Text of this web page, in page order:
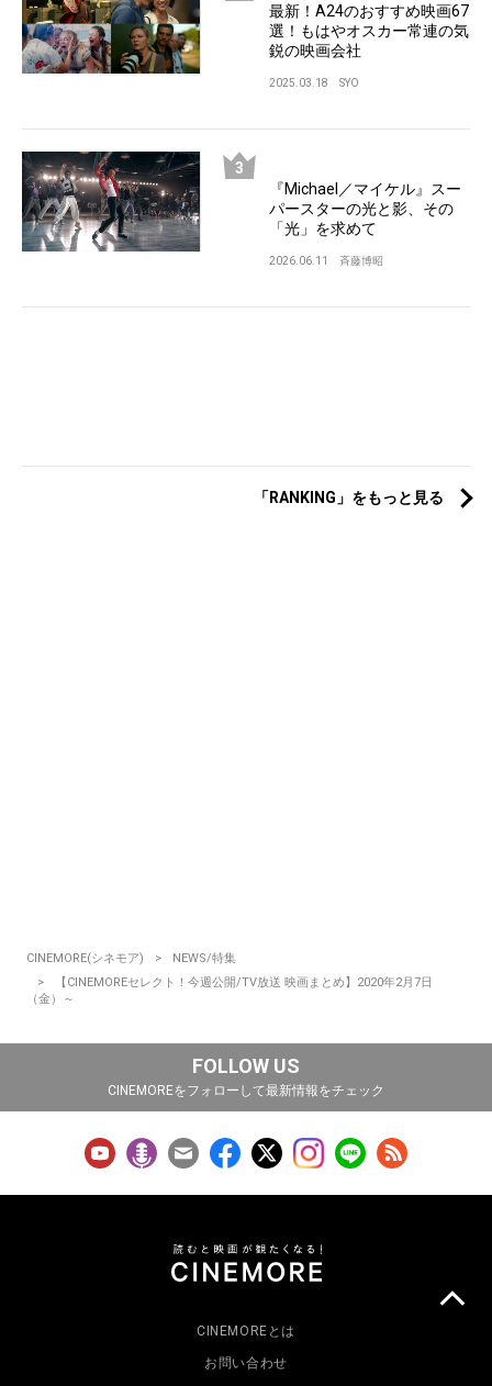
最新！A24のおすすめ映画67
選！もはやオスカー常連の気
鋭の映画会社
2025.03.18 SYO
『Michael／マイケル』スー
パースターの光と影、その
「光」を求めて
2026.06.11 斉藤博昭
「RANKING」をもっと見る
CINEMORE(シネモア)
NEWS/特集
【CINEMOREセレクト！今週公開/TV放送 映画まとめ】2020年2月7日
（金）～
FOLLOW US
CINEMOREをフォローして最新情報をチェック
CINEMOREとは
お問い合わせ